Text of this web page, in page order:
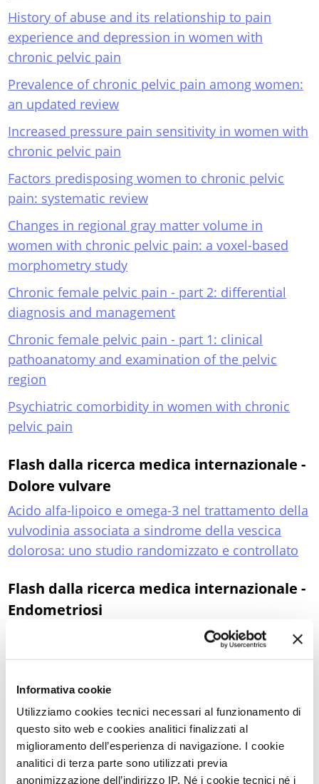
Informativa cookie
Utilizziamo cookies tecnici necessari al funzionamento di
questo sito web e cookies analitici finalizzati al
miglioramento dell’esperienza di navigazione. I cookie
analitici di terza parte sono utilizzati previa
anonimizzazione dell’indirizzo IP. Né i cookie tecnici né i
History of abuse and its relationship to pain
experience and depression in women with
chronic pelvic pain
Prevalence of chronic pelvic pain among women:
an updated review
Increased pressure pain sensitivity in women with
chronic pelvic pain
Factors predisposing women to chronic pelvic
pain: systematic review
Changes in regional gray matter volume in
women with chronic pelvic pain: a voxel-based
morphometry study
Chronic female pelvic pain - part 2: differential
diagnosis and management
Chronic female pelvic pain - part 1: clinical
pathoanatomy and examination of the pelvic
region
Psychiatric comorbidity in women with chronic
pelvic pain
Flash dalla ricerca medica internazionale -
Dolore vulvare
Acido alfa-lipoico e omega-3 nel trattamento della
vulvodinia associata a sindrome della vescica
dolorosa: uno studio randomizzato e controllato
Flash dalla ricerca medica internazionale -
Endometriosi
Dolore pelvico da endometriosi: i benefici della
Endometriosi: la difficoltà di comunicare il
Endometriosi infiltrante profonda: i benefici
terapeutici del dienogest
Endometriosi: i sintomi che possono orientare la